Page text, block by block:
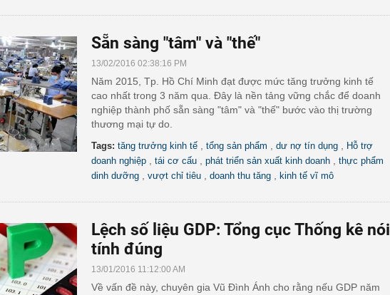
Sẵn sàng "tâm" và "thế"
13/02/2016 02:38:16 PM
Năm 2015, Tp. Hồ Chí Minh đạt được mức tăng trưởng kinh tế
cao nhất trong 3 năm qua. Đây là nền tảng vững chắc để doanh
nghiệp thành phố sẵn sàng "tâm" và "thế" bước vào thị trường
thương mại tự do.
Tags: tăng trưởng kinh tế tổng sản phẩm dư nợ tín dụng
Hỗ trợ
doanh nghiệp
tái cơ cấu phát triển sản xuất kinh doanh
thực phẩm
dinh dưỡng
vượt chỉ tiêu doanh thu tăng kinh tế vĩ mô
Lệch số liệu GDP: Tổng cục Thống kê nói
tính đúng
13/01/2016 11:12:00 AM
Về vấn đề này, chuyên gia Vũ Đình Ánh cho rằng nếu GDP năm